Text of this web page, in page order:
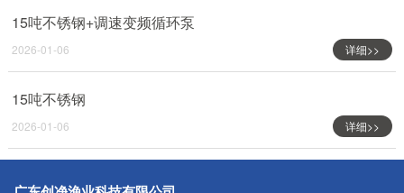
15吨不锈钢+调速变频循环泵
2026-01-06 详细>>
15吨不锈钢
2026-01-06 详细>>